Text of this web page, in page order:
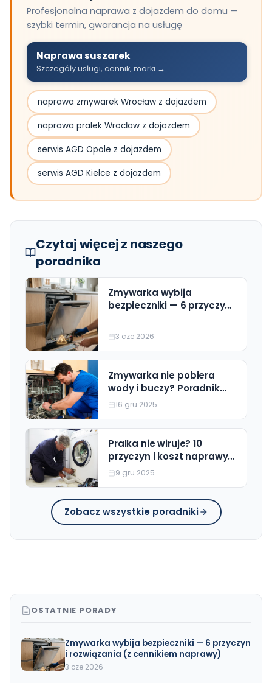
Profesjonalna naprawa z dojazdem do domu —
szybki termin, gwarancja na usługę
Naprawa suszarek
Szczegóły usługi, cennik, marki →
naprawa zmywarek Wrocław z dojazdem
naprawa pralek Wrocław z dojazdem
serwis AGD Opole z dojazdem
serwis AGD Kielce z dojazdem
Czytaj więcej z naszego
poradnika
Zmywarka wybija
bezpieczniki — 6 przyczyn i
naprawy)
3 cze 2026
Zmywarka nie pobiera
wody i buczy? Poradnik
Krok po Kroku (Wszystkie
16 gru 2025
Pralka nie wiruje? 10
przyczyn i koszt naprawy
(Beko, Bosch, Electrolux)
9 gru 2025
Zobacz wszystkie poradniki
OSTATNIE PORADY
Zmywarka wybija bezpieczniki — 6 przyczyn
i rozwiązania (z cennikiem naprawy)
3 cze 2026